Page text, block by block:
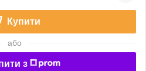
Купити
або
з